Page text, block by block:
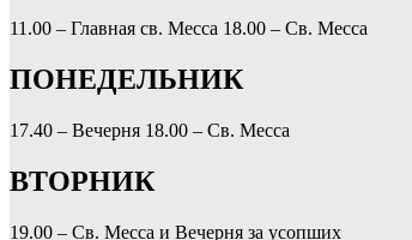
11.00 – Главная св. Месса 18.00 – Св. Месса
ПОНЕДЕЛЬНИК
17.40 – Вечерня 18.00 – Св. Месса
ВТОРНИК
19.00 – Св. Месса и Вечерня за усопших